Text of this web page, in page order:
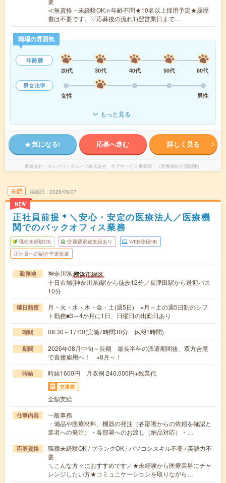
≪無資格・未経験OK≫年齢不問★10名以上採用予定★履歴
書は不要です。▽応募後の流れ1)翌営業日まで…
職場の雰囲気
年齢層
20代
30代 40代 50代
60代
男女比率
女性
男性
もっと見る
気になる! 応募へ進む 詳しく見る
派遣会社 マンパワーグループ株式会社 ケアサービス事業部 （医療福祉介護関連）
未読
NEW
掲載日 2026/08/07
正社員前提＊＼安心・安定の医療法人／医療機
関でのバックオフィス業務
職種未経験OK 交通費別途支給あり WEB登録OK
正社員への紹介予定派遣
勤務地 神奈川県横浜市緑区
十日市場(神奈川県)駅から徒歩12分／長津田駅から送迎バス
10分
曜日頻度
月・火・水・木・金・土(週5日) ※月～土の週5日制のシフ
ト勤務■3～4か月に1日、日曜日の出勤日あり
時間 08:30～17:00(実働7時間30分 休憩1時間)
期間
2026年08月中旬～長期 最長半年の派遣期間後、双方合意
で直接雇用へ！ ※8月～！
時給 時給1600円 月収例 240,000円+残業代
交通費
全額支給
仕事内容
一般事務
・備品や医療材料、機器の発注（各部署からの依頼を確認と
業者への発注）・各部署へのお渡し（納品対応）・…
応募資格
職種未経験OK / ブランクOK / パソコンスキル不要 / 英語力不
要
＼こんな方々におすすめです／★未経験から医療業界にチャ
レンジしたい方★コミュニケーションを取りながら…